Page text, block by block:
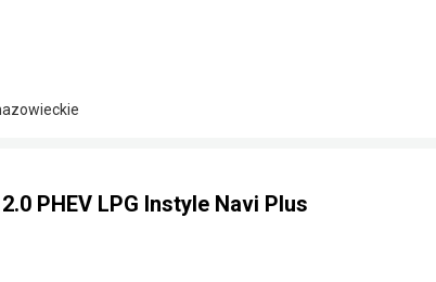
PHEV LPG Instyle Navi Plus